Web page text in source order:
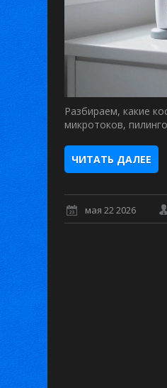
Разбираем, какие
микротоков,
ЧИТАТЬ ДАЛЕЕ
мая 22 2026